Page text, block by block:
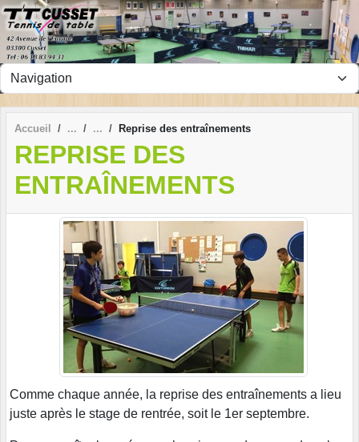
Accueil Reprise des entraînements
REPRISE DES
ENTRAÎNEMENTS
Comme chaque année, la reprise des entraînements a lieu
juste après le stage de rentrée, soit le 1er septembre.
Panneau de gestion des cookies